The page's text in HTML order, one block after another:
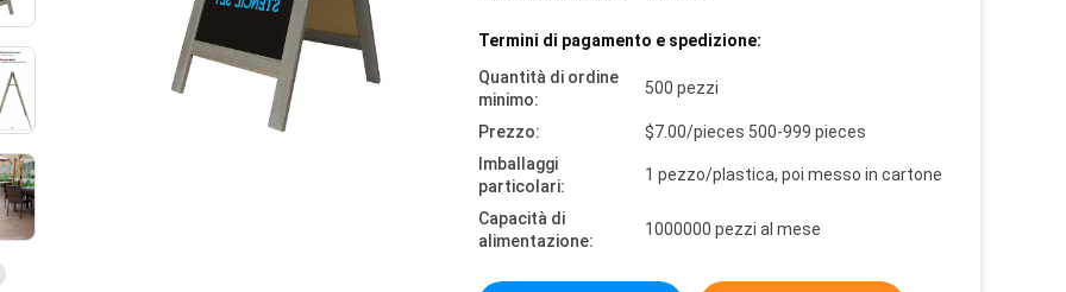
Termini di pagamento e spedizione:
Quantità di ordine
minimo:
500 pezzi
Prezzo:
$7.00/pieces 500-999 pieces
Imballaggi
particolari:
1 pezzo/plastica, poi messo in cartone
Capacità di
alimentazione:
1000000 pezzi al mese